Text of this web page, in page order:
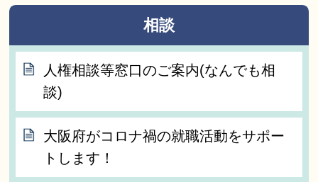
相談
人権相談等窓口のご案内(なんでも相
談)
大阪府がコロナ禍の就職活動をサポー
トします！